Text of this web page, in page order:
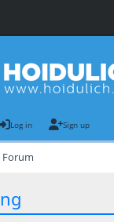
Log in Sign up
Forum